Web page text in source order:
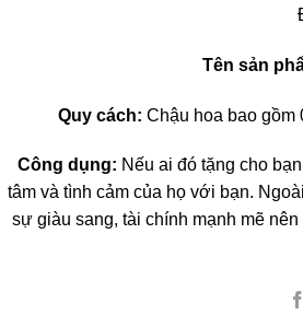
Tên sản
Quy cách: Chậu hoa bao gồm
Công dụng: Nếu ai đó tặng cho
tâm và tình cảm của họ với bạn.
sự giàu sang, tài chính mạnh mẽ